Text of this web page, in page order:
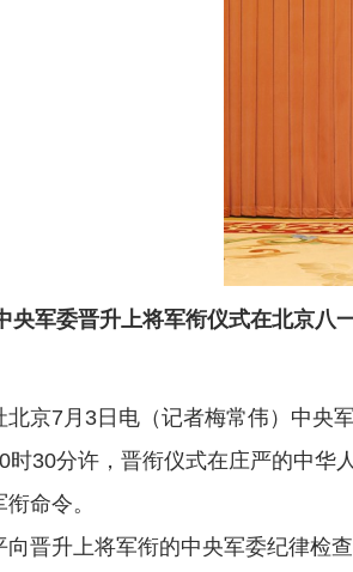
央军委晋升上将军衔仪式在北京八
7月3日电（记者梅常伟）中央军
分许，晋衔仪式在庄严的中华人
命令。
升上将军衔的中央军委纪律检查